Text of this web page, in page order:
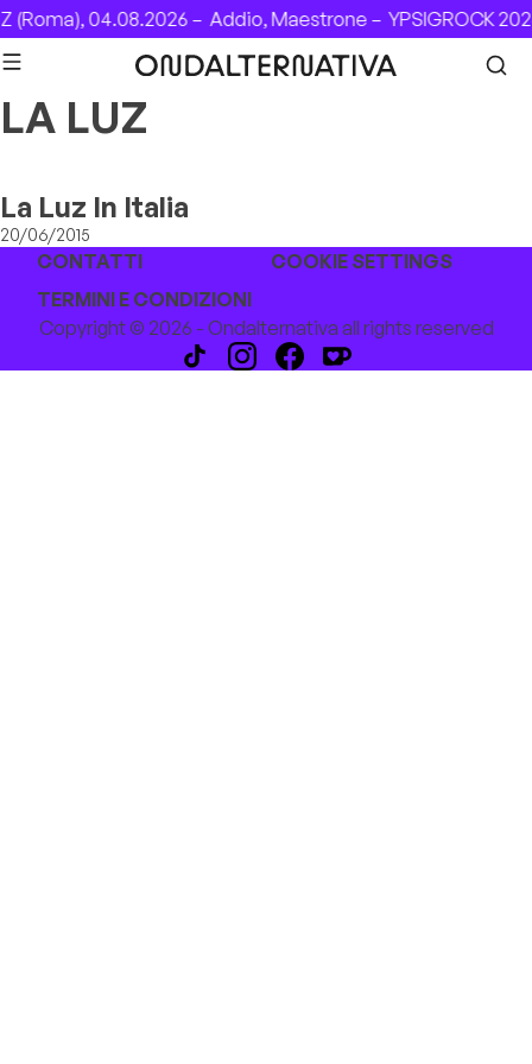
Skip to content
(Roma), 04.08.2026 – Addio, Maestrone – YPSIGROCK
LA LUZ
La Luz In Italia
20/06/2015
CONTATTI
COOKIE SETTINGS
TERMINI E CONDIZIONI
Copyright © 2026 - Ondalternativa all rights reserved